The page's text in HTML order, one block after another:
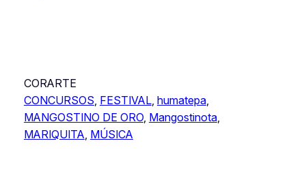
CORARTE
CONCURSOS, FESTIVAL, humatepa
MANGOSTINO DE ORO, Mangostinota
MARIQUITA, MÚSICA